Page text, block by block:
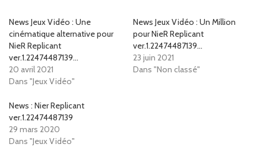
News Jeux Vidéo : Une
cinématique alternative pour
NieR Replicant
ver.1.22474487139…
20 avril 2021
Dans "Jeux Vidéo"
News Jeux Vidéo : Un Million
pour NieR Replicant
ver.1.22474487139…
23 juin 2021
Dans "Non classé"
News : Nier Replicant
ver.1.22474487139
29 mars 2020
Dans "Jeux Vidéo"